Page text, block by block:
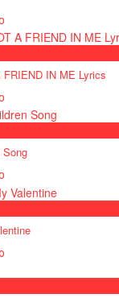
IN ME Lyrics
Song